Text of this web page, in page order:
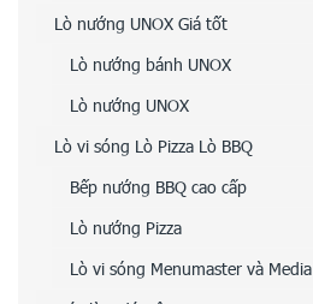
Lò nướng UNOX Giá tốt
Lò nướng bánh UNOX
Lò nướng UNOX
Lò vi sóng Lò Pizza Lò BBQ
Bếp nướng BBQ cao cấp
Lò nướng Pizza
Lò vi sóng Menumaster và Media